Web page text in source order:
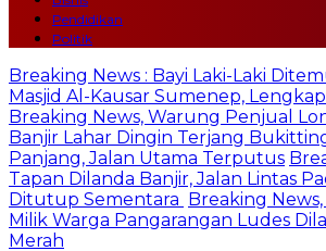
Pendidikan
Politik
Breaking News : Bayi Laki-Laki
Masjid Al-Kausar Sumenep,
Breaking News, Warung Penjual
Banjir Lahar Dingin Terjang
Panjang, Jalan Utama Terputus
Tapan Dilanda Banjir, Jalan Lintas
Ditutup Sementara Breaking
Milik Warga Pangarangan Ludes
Merah